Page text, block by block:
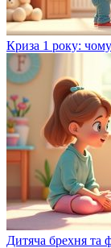
Криза 1 року:
Дитяча брехня та